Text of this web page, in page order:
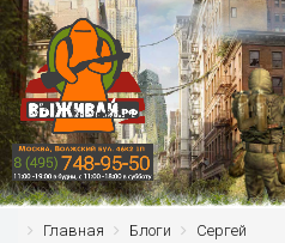
Главная Блоги Сергей